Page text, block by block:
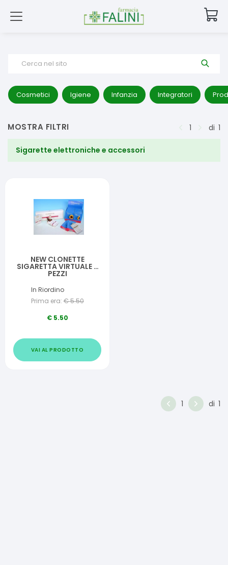
Cerca nel sito
Cosmetici Igiene Infanzia Integratori
MOSTRA FILTRI 1 di 1
Sigarette elettroniche e accessori
NEW CLONETTE
SIGARETTA VIRTUALE 5
PEZZI
In Riordino
Prima era: €5.50
€ 5.50
VAI AL PRODOTTO
1 di 1